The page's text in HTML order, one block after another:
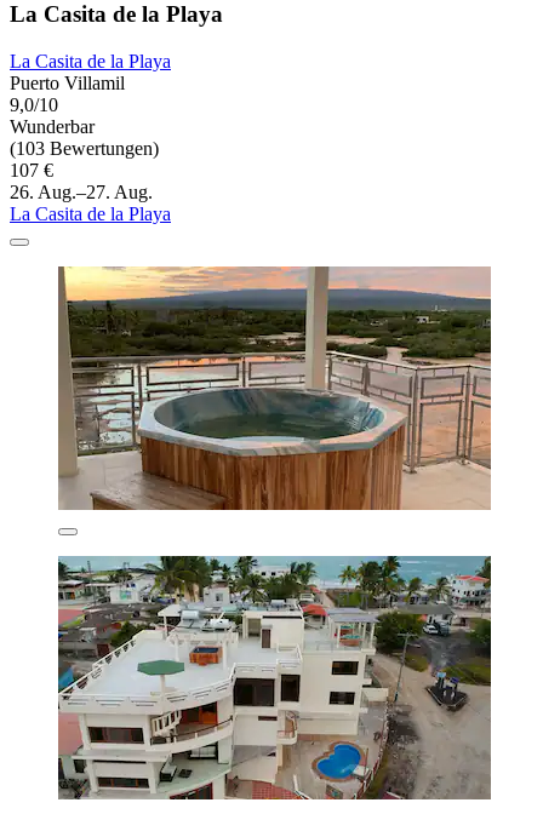
La Casita de la Playa
La Casita de la Playa
Puerto Villamil
9,0/10
Wunderbar
(103 Bewertungen)
107 €
26. Aug.–27. Aug.
La Casita de la Playa